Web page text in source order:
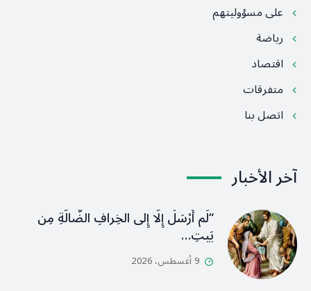
على مسؤوليتهم
رياضة
اقتصاد
متفرقات
اتصل بنا
آخر الأخبار
“لَم أُرْسَلْ إِلَّا إِلى الخِرافِ الضَّالَّةِ مِن
بَيتِ…
9 أغسطس، 2026